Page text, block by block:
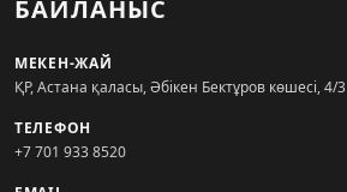
БАЙЛАНЫС
МЕКЕН-ЖАЙ
ҚР, Астана қаласы, Әбікен Бектұров көшесі, 4/3
ТЕЛЕФОН
+7 701 933 8520